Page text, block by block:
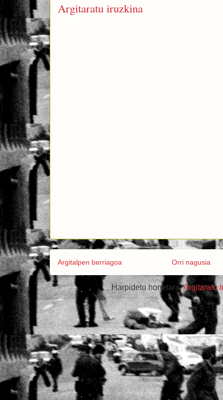
Argitaratu iruzkina
Argitalpen berriagoa Orri nagusia
Harpidetu honetara:Argitaratu